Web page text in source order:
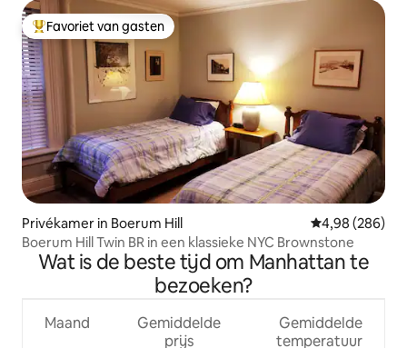
Topfavoriet van gasten
Favoriet van gasten
Privékamer in Boerum Hill Gemiddelde
4,98 (286)
Boerum Hill Twin BR in een klassieke NYC Brownstone
Wat is de beste tijd om Manhattan te
bezoeken?
Maand
Gemiddelde
prijs
Gemiddelde
temperatuur